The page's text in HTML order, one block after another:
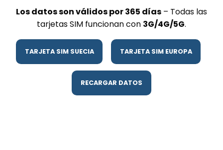
Los datos son válidos por 365 días – Todas las
tarjetas SIM funcionan con 3G/4G/5G.
TARJETA SIM SUECIA TARJETA SIM EUROPA
RECARGAR DATOS